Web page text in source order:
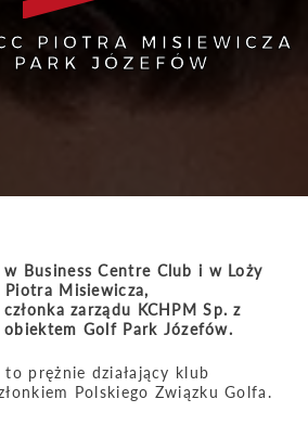
PIOTRA MISIEWICZA
PARK JÓZEFÓW
Business Centre Club i w Loży
Piotra Misiewicza,
zarządu KCHPM Sp. z
obiektem Golf Park Józefów.
prężnie działający klub
Polskiego Związku Golfa.